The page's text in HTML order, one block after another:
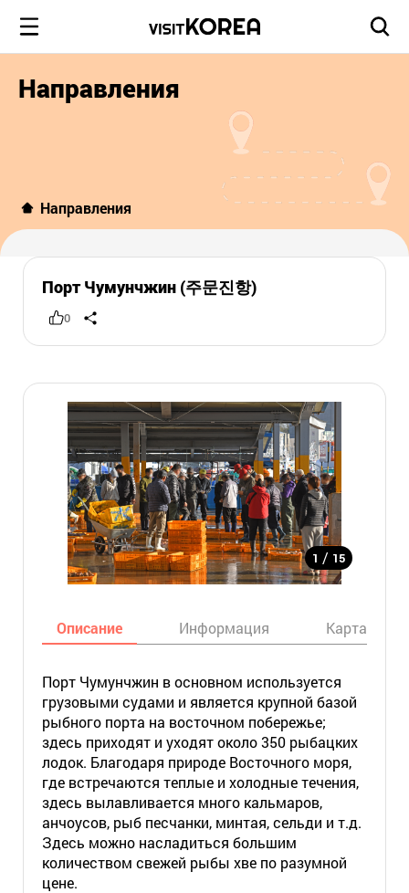
Направления
Направления
Порт Чумунчжин (주문진항)
0
1 / 15
Описание Информация Карта
Порт Чумунчжин в основном используется
грузовыми судами и является крупной базой
рыбного порта на восточном побережье;
здесь приходят и уходят около 350 рыбацких
лодок. Благодаря природе Восточного моря,
где встречаются теплые и холодные течения,
здесь вылавливается много кальмаров,
анчоусов, рыб песчанки, минтая, сельди и т.д.
Здесь можно насладиться большим
количеством свежей рыбы хве по разумной
цене.